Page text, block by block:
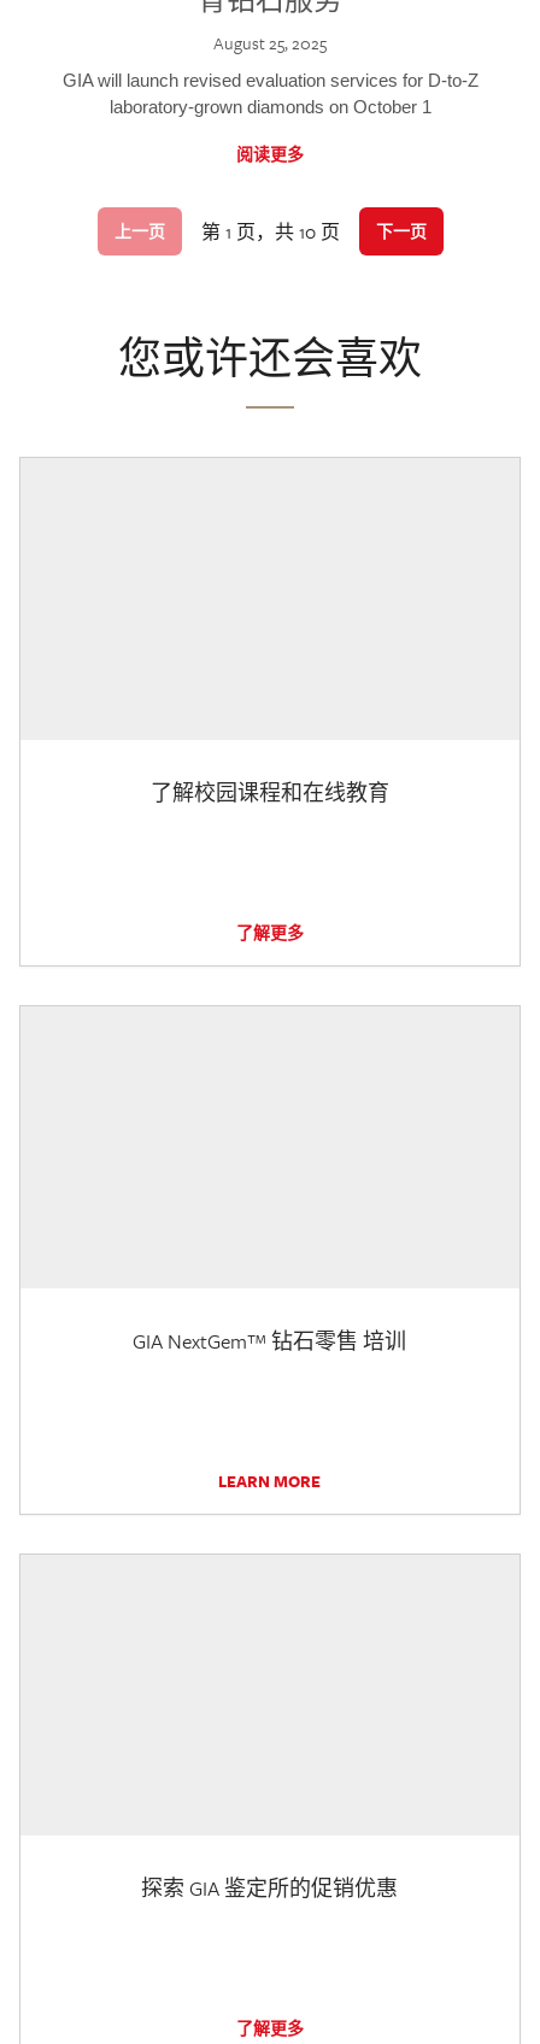
August 25, 2025
GIA will launch revised evaluation services for D-to-Z
laboratory-grown diamonds on October 1
阅读更多
上一页 第 1 页，共 10 页 下一页
您或许还会喜欢
了解校园课程和在线教育
了解更多
GIA NextGem™ 钻石零售 培训
LEARN MORE
探索 GIA 鉴定所的促销优惠
了解更多